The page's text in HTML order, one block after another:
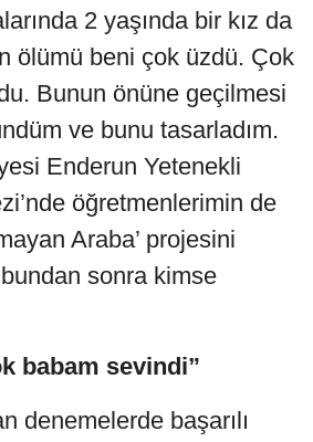
2 yaşında bir kız da
ölümü beni çok üzdü. Çok
Bunun önüne geçilmesi
ve bunu tasarladım.
Enderun Yetenekli
öğretmenlerimin de
Araba’ projesini
sonra kimse
babam sevindi”
denemelerde başarılı